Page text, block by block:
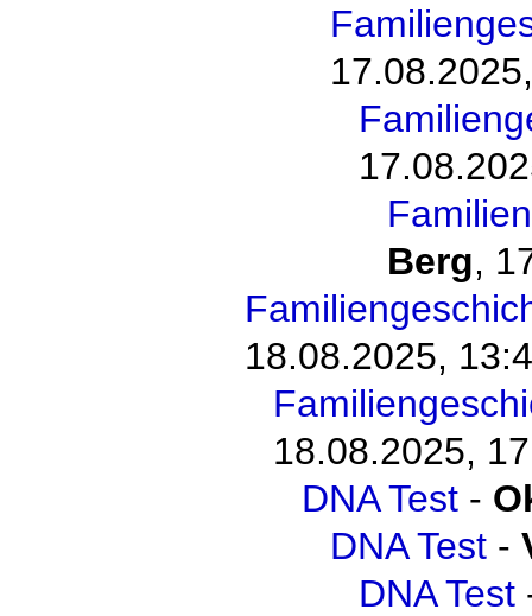
Berg,
18.08.2025,
18.08.2025,
DNA Test -
DNA Test -
DNA Test